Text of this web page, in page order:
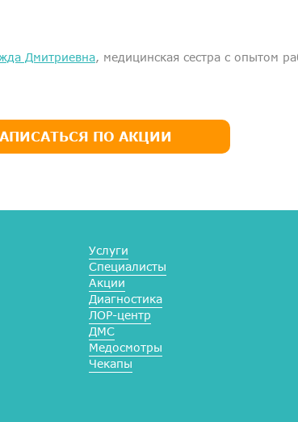
Дмитриевна, медицинская сестра с опытом
ПО АКЦИИ
Услуги
Специалисты
Акции
Диагностика
ЛОР-центр
ДМС
Медосмотры
Чекапы